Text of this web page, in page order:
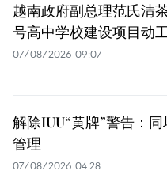
越南政府副总理范氏清
号高中学校建设项目动
07/08/2026 09:07
解除IUU“黄牌”警告：
管理
07/08/2026 04:28